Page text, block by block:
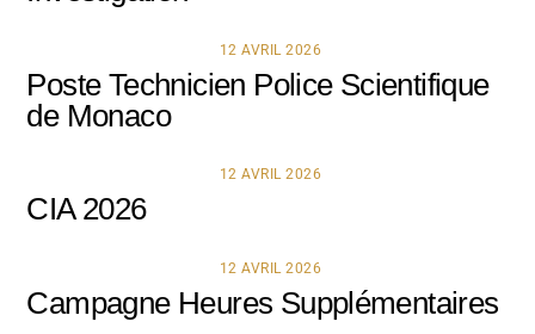
12 AVRIL 2026
Poste Technicien Police Scientifique
de Monaco
12 AVRIL 2026
CIA 2026
12 AVRIL 2026
Campagne Heures Supplémentaires